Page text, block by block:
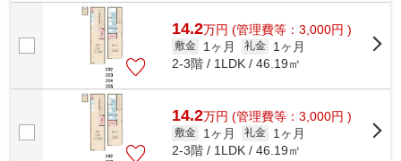
先に応じて使い分けることができます。...
14.2万円 (管理費等：3,000円 )
敷金 1ヶ月 礼金
1ヶ月
2-3階 / 1LDK / 46.19㎡
14.2万円 (管理費等：3,000円 )
敷金 1ヶ月 礼金
1ヶ月
2-3階 / 1LDK / 46.19㎡